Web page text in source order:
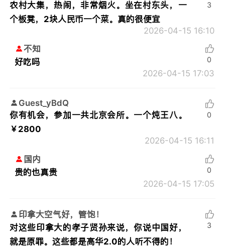
农村大集，热闹，非常烟火。坐在村东头，一
个板凳，2块人民币一个菜。真的很便宜
2026-04-15 16:10
3
不知
好吃吗
2026-04-15 17:03
0
Guest_yBdQ
你有机会，参加一共北京会所。一个炖王八。
￥2800
2026-04-15 16:11
0
国内
贵的也真贵
2026-04-15 17:05
0
印拿大空气好，管饱！
对这些印拿大的孝子贤孙来说，你说中国好，
就是原罪。这些都是高华2.0的人听不得的！
3